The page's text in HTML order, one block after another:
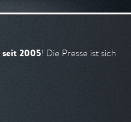
seit 2005! Die Presse ist sich